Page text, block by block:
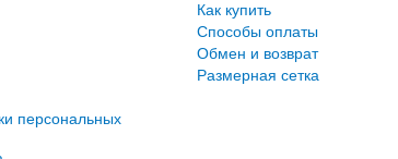
персональных
Как купить
Способы оплаты
Обмен и возврат
Размерная сетка